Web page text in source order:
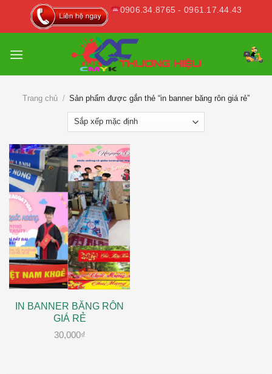
0906.34.8765 - 0961.17.44.43
Trang chủ / Sản phẩm được gắn thẻ “in banner băng rôn giá rẻ”
IN BANNER BĂNG RÔN
GIÁ RẺ
30,000₫